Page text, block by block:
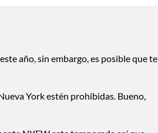
año, sin embargo, es posible que te
York estén prohibidas. Bueno,